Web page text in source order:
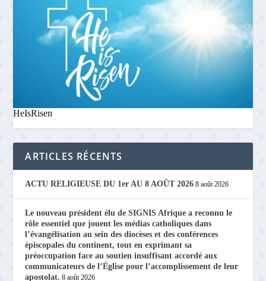
HeIsRisen
ARTICLES RÉCENTS
ACTU RELIGIEUSE DU 1er AU 8 AOÛT 2026 8 août 2026
Le nouveau président élu de SIGNIS Afrique a reconnu le
rôle essentiel que jouent les médias catholiques dans
l’évangélisation au sein des diocèses et des conférences
épiscopales du continent, tout en exprimant sa
préoccupation face au soutien insuffisant accordé aux
communicateurs de l’Église pour l’accomplissement de leur
apostolat. 8 août 2026